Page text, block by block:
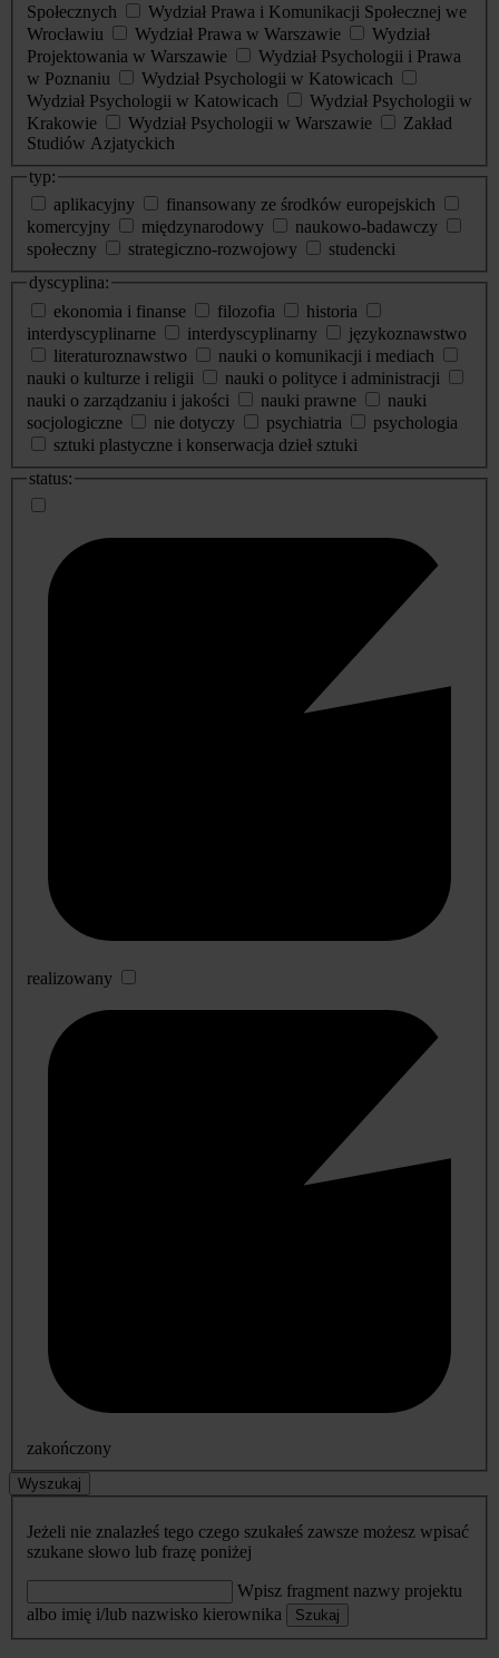
Społecznych
Wydział Prawa i Komunikacji Społecznej we
Wrocławiu
Wydział Prawa w Warszawie
Wydział
Projektowania w Warszawie
Wydział Psychologii i Prawa
w Poznaniu
Wydział Psychologii w Katowicach
Wydział Psychologii w Katowicach
Wydział Psychologii w
Krakowie
Wydział Psychologii w Warszawie
Zakład
Studiów Azjatyckich
typ:
aplikacyjny
finansowany ze środków europejskich
komercyjny
międzynarodowy
naukowo-badawczy
społeczny
strategiczno-rozwojowy
studencki
dyscyplina:
ekonomia i finanse
filozofia
historia
interdyscyplinarne
interdyscyplinarny
językoznawstwo
literaturoznawstwo
nauki o komunikacji i mediach
nauki o kulturze i religii
nauki o polityce i administracji
nauki o zarządzaniu i jakości
nauki prawne
nauki
socjologiczne
nie dotyczy psychiatria
psychologia
sztuki plastyczne i konserwacja dzieł sztuki
status:
realizowany
zakończony
Wyszukaj
Jeżeli nie znalazłeś tego czego szukałeś zawsze możesz wpisać
szukane słowo lub frazę poniżej
Wpisz fragment nazwy projektu
albo imię i/lub nazwisko kierownika
Szukaj